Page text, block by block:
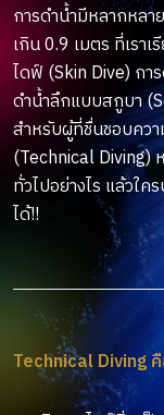
การดำน้ำมีหลากหลา
เกิน 0.9 เมตร ที่เรา
ไดฟ์ (Skin Dive) กา
ดำน้ำลึกแบบสกูบา
สำหรับผู้ที่ชื่นชอบคว
(Technical Diving)
ทั่วไปอย่างไร แล้วใ
ได้!!
Technical Diving